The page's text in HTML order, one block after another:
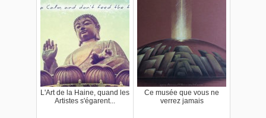
L'Art de la Haine, quand les
Artistes s'égarent...
Ce musée que vous ne
verrez jamais